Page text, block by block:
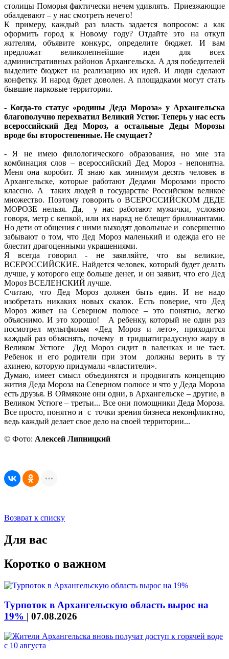
столицы Поморья фактически нечем удивлять. Приезжающие
обалдевают – у нас смотреть нечего!
К примеру, каждый раз власть задается вопросом: а как
оформить город к Новому году? Отдайте это на откуп
жителям, объявите конкурс, определите бюджет. И вам
предложат великолепнейшие идеи для всех
административных районов Архангельска. А для победителей
выделите бюджет на реализацию их идей. И люди сделают
конфетку. И народ будет доволен. А площадками могут стать
бывшие парковые территории.
- Когда-то статус «родины Деда Мороза» у Архангельска
благополучно перехватил Великий Устюг. Теперь у нас есть
всероссийский Дед Мороз, а остальные Деды Морозы
вроде бы второстепенные. Не смущает?
- Я не имею филологического образования, но мне эта
комбинация слов – всероссийский Дед Мороз - непонятна.
Меня она коробит. Я знаю как минимум десять человек в
Архангельске, которые работают Дедами Морозами просто
классно. А таких людей в государстве Российском великое
множество. Поэтому говорить о ВСЕРОССИЙСКОМ ДЕДЕ
МОРОЗЕ нельзя. Да, у нас работают мужички, условно
говоря, метр с кепкой, или их наряд не блещет бриллиантами.
Но дети от общения с ними выходят довольные и совершенно
забывают о том, что Дед Мороз маленький и одежда его не
блестит драгоценными украшениями.
Я всегда говорил - не заявляйте, что вы великие,
ВСЕРОССИЙСКИЕ. Найдется человек, который будет делать
лучше, у которого еще больше денег, и он заявит, что его Дед
Мороз ВСЕЛЕНСКИЙ лучше.
Считаю, что Дед Мороз должен быть един. И не надо
изобретать никаких новых сказок. Есть поверие, что Дед
Мороз живет на Северном полюсе – это понятно, легко
объяснимо. И это хорошо! А ребенку, который не один раз
посмотрел мультфильм «Дед Мороз и лето», приходится
каждый раз объяснять, почему в тридцатиградусную жару в
Великом Устюге Дед Мороз сидит в валенках и не тает.
Ребенок и его родители при этом должны верить в ту
ахинею, которую придумали «властители».
Думаю, имеет смысл объединятся и продвигать концепцию
жития Деда Мороза на Северном полюсе и что у Деда Мороза
есть друзья. В Оймяконе они одни, в Архангельске – другие, в
Великом Устюге – третьи... Все они помощники Деда Мороза.
Все просто, понятно и с точки зрения бизнеса неконфликтно,
ведь каждый делает свое дело на своей территории...
© Фото: Алексей Липницкий
Возврат к списку
Для вас
Коротко о важном
Турпоток в Архангельскую область вырос на
19% | 07.08.2026